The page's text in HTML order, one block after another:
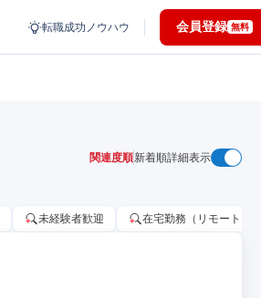
転職成功ノウハウ 会員登録 無料
関連度順新着順詳細表示
未経験者歓迎 在宅勤務（リモートワー